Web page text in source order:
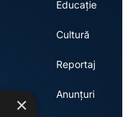
Educație
Cultură
Reportaj
Anunțuri
×